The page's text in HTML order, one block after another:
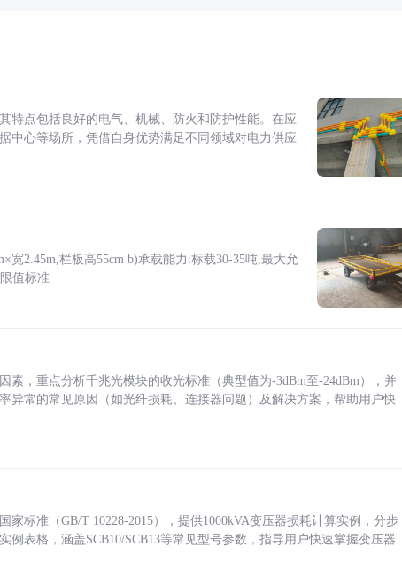
特点包括良好的电气、机械、防火和防护性能。在应
中心等场所，凭借自身优势满足不同领域对电力供应
宽2.45m,栏板高55cm b)承载能力:标载30-35吨,最大允
值标准
素，重点分析千兆光模块的收光标准（典型值为-3dBm至-24dBm），并
异常的常见原因（如光纤损耗、连接器问题）及解决方案，帮助用户快
标准（GB/T 10228-2015），提供1000kVA变压器损耗计算实例，分步
表格，涵盖SCB10/SCB13等常见型号参数，指导用户快速掌握变压器